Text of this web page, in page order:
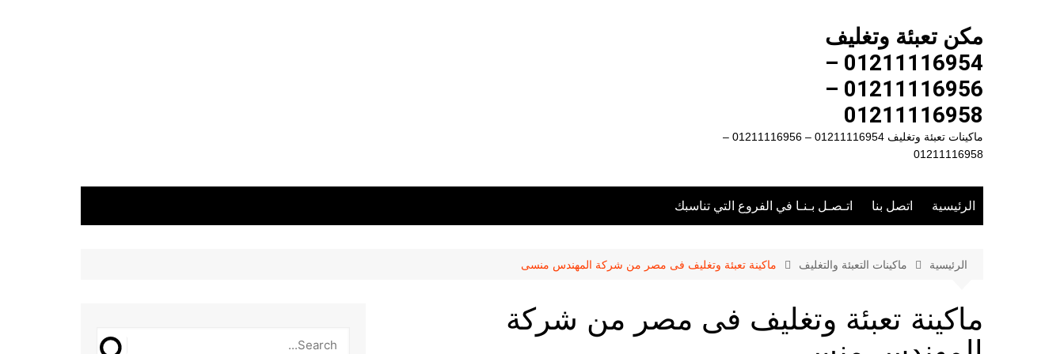
مكن تعبئة وتغليف
01211116954 –
01211116956 –
01211116958
ماكينات تعبئة وتغليف 01211116954 – 01211116956 –
01211116958
الرئيسية اتصل بنا اتـصـل بـنـا في الفروع التي تناسبك
الرئيسية ماكينات التعبئة والتغليف ماكينة تعبئة وتغليف فى مصر من شركة المهندس منسى
ماكينة تعبئة وتغليف فى مصر من شركة